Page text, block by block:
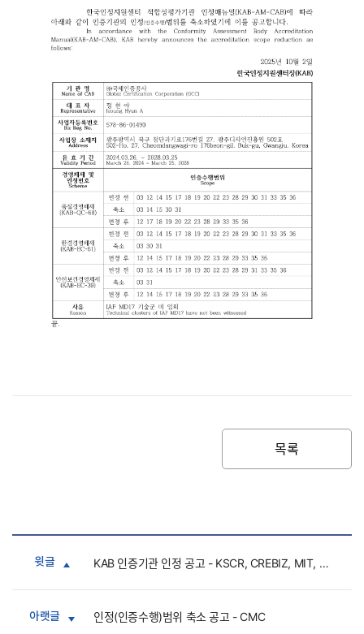
목록
윗글 KAB 인증기관 인정 공고 - KSCR, CREBIZ, MIT, KCCA(갱신)/KEF-CR(스킴확대)/KFCF(최초)
아랫글 인정(인증수행)범위 축소 공고 - CMC